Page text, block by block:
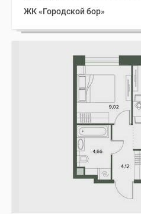
ЖК «Городской бор»